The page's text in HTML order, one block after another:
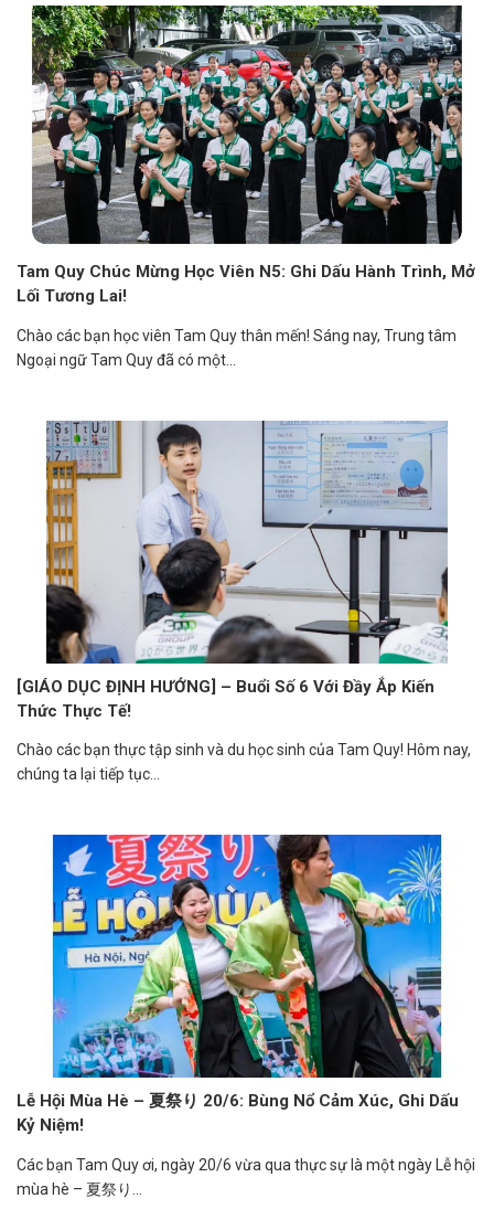
Tam Quy Chúc Mừng Học Viên N5: Ghi Dấu Hành Trình, Mở
Lối Tương Lai!
Chào các bạn học viên Tam Quy thân mến! Sáng nay, Trung tâm
Ngoại ngữ Tam Quy đã có một...
[GIÁO DỤC ĐỊNH HƯỚNG] – Buổi Số 6 Với Đầy Ắp Kiến
Thức Thực Tế!
Chào các bạn thực tập sinh và du học sinh của Tam Quy! Hôm nay,
chúng ta lại tiếp tục...
Lễ Hội Mùa Hè – 夏祭り 20/6: Bùng Nổ Cảm Xúc, Ghi Dấu
Kỷ Niệm!
Các bạn Tam Quy ơi, ngày 20/6 vừa qua thực sự là một ngày Lễ hội
mùa hè – 夏祭り...